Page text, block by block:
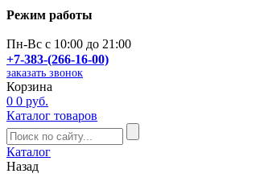
Режим работы
Пн-Вс с 10:00 до 21:00
+7-383-(266-16-00)
заказать звонок
Корзина
0 0 руб.
Каталог товаров
Каталог
Назад